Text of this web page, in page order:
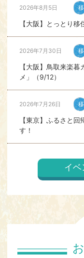
2026年8月5日
【大阪】とっとり移
2026年7月30日
【大阪】鳥取来楽
メ」（9/12）
2026年7月26日
【東京】ふるさと
す！
2026年7月23日
【東京】移住★仕事
おとなの社会見学
8/18）,（中西部8/19
2026年7月16日
イ